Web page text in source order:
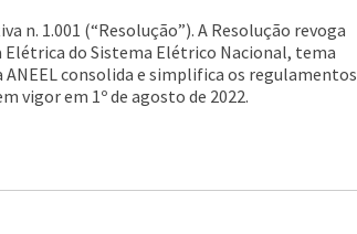
n. 1.001 (“Resolução”). A Resolução revoga
Elétrica do Sistema Elétrico Nacional, tema
consolida e simplifica os regulamentos
vigor em 1º de agosto de 2022.